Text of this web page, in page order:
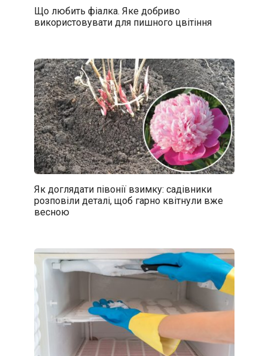
Що любить фіалка. Яке добриво
використовувати для пишного цвітіння
Як доглядати півонії взимку: садівники
розповіли деталі, щоб гарно квітнули вже
весною